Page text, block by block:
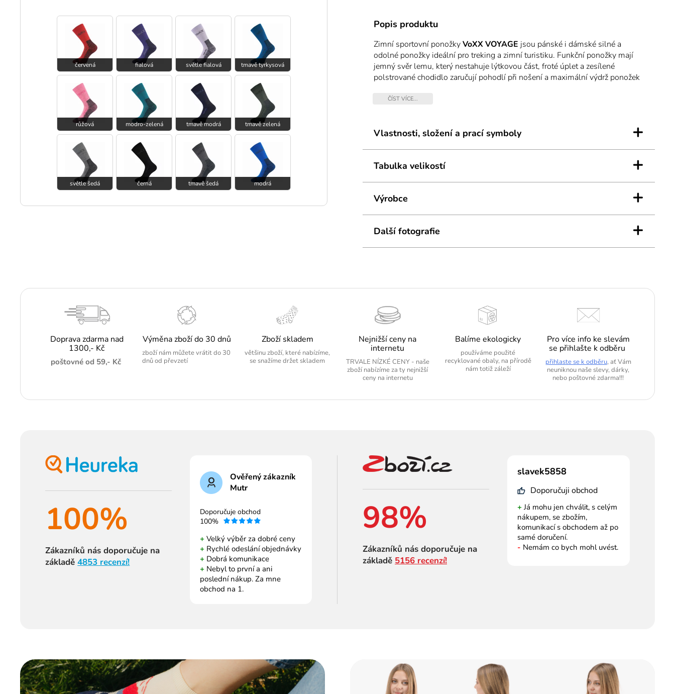
červená fialová světle fialová tmavě tyrkysová
růžová modro-zelená tmavě modrá tmavě zelená
světle šedá černá tmavě šedá modrá
Popis produktu
Zimní sportovní ponožkyVoXX VOYAGE jsou pánské i dámské silné a
odolné ponožky ideální pro treking a zimní turistiku. Funkční ponožky mají
jemný svěr lemu, který nestahuje lýtkovou část, froté úplet a zesílené
polstrované chodidlo zaručují pohodlí při nošení a maximální výdrž ponožek
stříbra zaručují antibakteriální ochranu, v teplotní třídě C až do -20°C pocítíte
ČÍST VÍCE...
Vlastnosti, složení a prací symboly +
Tabulka velikostí +
Výrobce +
Další fotografie +
Doprava zdarma nad
1300,- Kč
poštovné od 59,- Kč
Výměna zboží do 30 dnů
zboží nám můžete vrátit do 30
dnů od převzetí
Zboží skladem
většinu zboží, které nabízíme,
se snažíme držet skladem
Nejnižší ceny na
internetu
TRVALE NÍZKÉ CENY - naše
zboží nabízíme za ty nejnižší
ceny na internetu
Balíme ekologicky
používáme použité
recyklované obaly, na přírodě
nám totiž záleží
Pro více info ke slevám
se přihlašte k odběru
přihlaste se k odběru, ať Vám
neuniknou naše slevy, dárky,
nebo poštovné zdarma!!!
100%
Zákazníků nás doporučuje na
základě4853 recenzí!
Ověřený zákazník
Mutr
Doporučuje obchod
100%
+ Velký výběr za dobré ceny
+ Rychlé odeslání objednávky
+ Dobrá komunikace
+ Nebyl to první a ani
poslední nákup. Za mne
obchod na 1.
98%
Zákazníků nás doporučuje na
základě 5156 recenzí!
slavek5858
Doporučuji obchod
+Já mohu jen chválit, s celým
nákupem, se zbožím,
komunikací s obchodem až po
samé doručení.
- Nemám co bych mohl uvést.